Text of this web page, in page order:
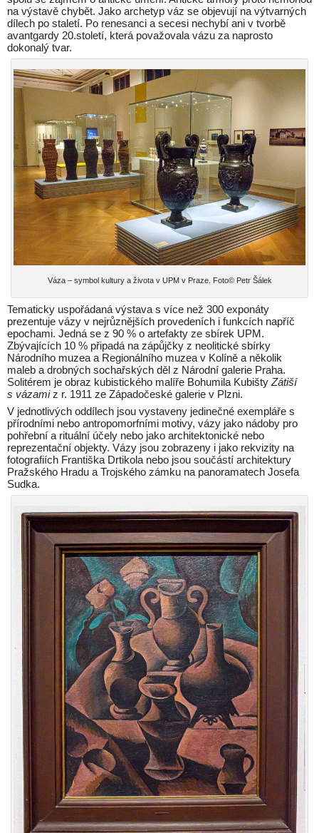
na výstavě chybět. Jako archetyp váz se objevují na výtvarných
dílech po staletí. Po renesanci a secesi nechybí ani v tvorbě
avantgardy 20.století, která považovala vázu za naprosto
dokonalý tvar.
Váza – symbol kultury a života v UPM v Praze. Foto© Petr Šálek
Tematicky uspořádaná výstava s více než 300 exponáty
prezentuje vázy v nejrůznějších provedeních i funkcích napříč
epochami. Jedná se z 90 % o artefakty ze sbírek UPM.
Zbývajících 10 % připadá na zápůjčky z neolitické sbírky
Národního muzea a Regionálního muzea v Kolíně a několik
maleb a drobných sochařských děl z Národní galerie Praha.
Solitérem je obraz kubistického malíře Bohumila Kubišty Zátiší
s vázamiz r. 1911 ze Západočeské galerie v Plzni.
V jednotlivých oddílech jsou vystaveny jedinečné exempláře s
přírodními nebo antropomorfními motivy, vázy jako nádoby pro
pohřební a rituální účely nebo jako architektonické nebo
reprezentační objekty. Vázy jsou zobrazeny i jako rekvizity na
fotografiích Františka Drtikola nebo jsou součástí architektury
Pražského Hradu a Trojského zámku na panoramatech Josefa
Sudka.